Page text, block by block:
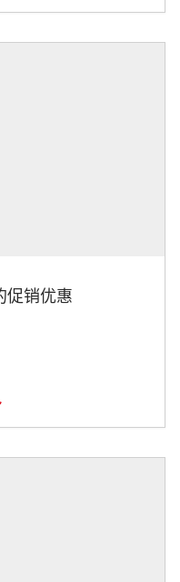
促销优惠